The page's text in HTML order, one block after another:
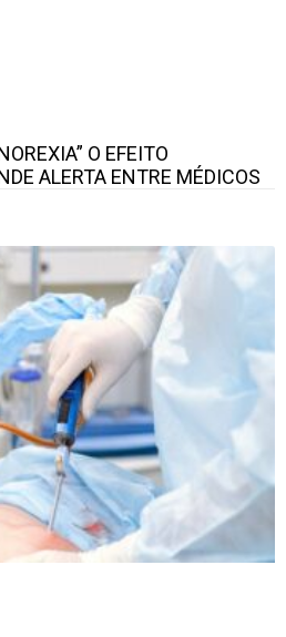
O EFEITO
ALERTA ENTRE MÉDICOS